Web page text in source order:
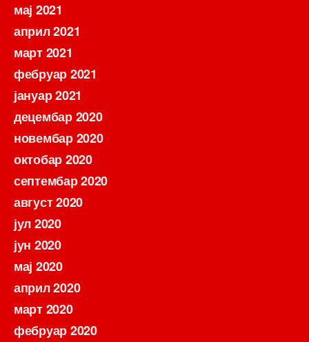
мај 2021
април 2021
март 2021
фебруар 2021
јануар 2021
децембар 2020
новембар 2020
октобар 2020
септембар 2020
август 2020
јул 2020
јун 2020
мај 2020
април 2020
март 2020
фебруар 2020